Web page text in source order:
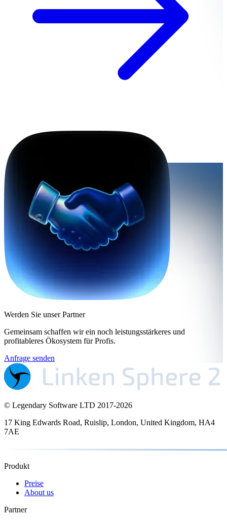
Werden Sie unser Partner
Gemeinsam schaffen wir ein noch leistungsstärkeres und
profitableres Ökosystem für Profis.
Anfrage senden
© Legendary Software LTD 2017-2026
17 King Edwards Road, Ruislip, London, United Kingdom, HA4
7AE
Produkt
Preise
About us
Partner